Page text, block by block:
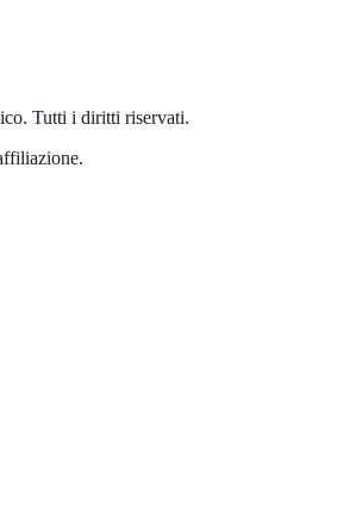
. Tutti i diritti riservati.